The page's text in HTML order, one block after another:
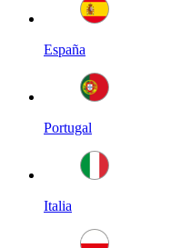
España
Portugal
Italia